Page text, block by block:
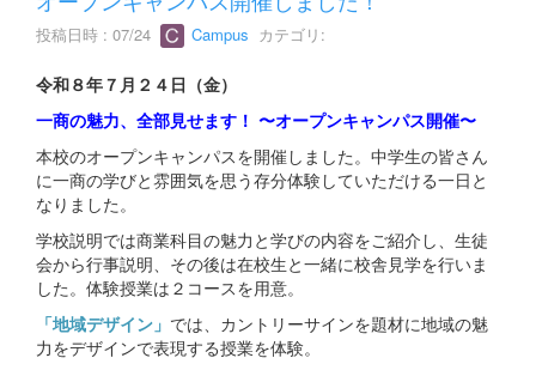
投稿日時 : 07/24 Campus カテゴリ:
令和８年７月２４日（金）
一商の魅力、全部見せます！ 〜オープンキャンパス開催〜
本校のオープンキャンパスを開催しました。中学生の皆さん
に一商の学びと雰囲気を思う存分体験していただける一日と
なりました。
学校説明では商業科目の魅力と学びの内容をご紹介し、生徒
会から行事説明、その後は在校生と一緒に校舎見学を行いま
した。体験授業は２コースを用意。
「地域デザイン」 では、カントリーサインを題材に地域の魅
力をデザインで表現する授業を体験。